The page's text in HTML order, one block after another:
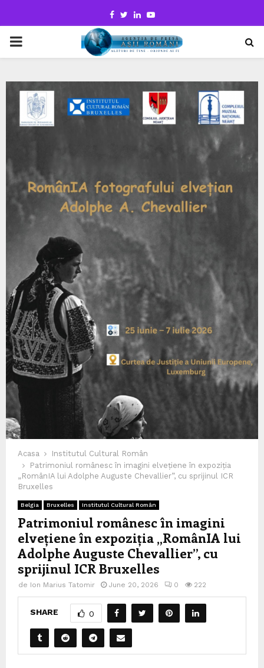
Facebook
TwitterLinkedinYoutube
PRIMARY
Acasa
Institutul Cultural Român
Patrimoniul românesc în imagini elvețiene în expoziția
„RomânIA lui Adolphe Auguste Chevallier”, cu sprijinul ICR
Bruxelles
Belgia Bruxelles Institutul Cultural Român
Patrimoniul românesc în imagini
elvețiene în expoziția „RomânIA lui
Adolphe Auguste Chevallier”, cu
sprijinul ICR Bruxelles
de Ion Marius Tatomir June 20, 2026 0 222
SHARE 0